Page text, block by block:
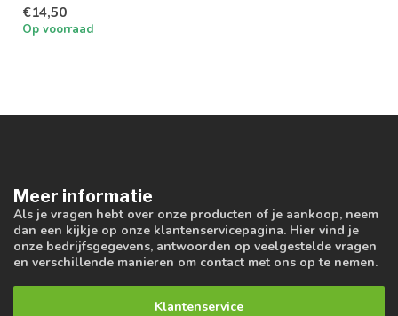
led strips
€14,50
Op voorraad
Meer informatie
Als je vragen hebt over onze producten of je aankoop, neem
dan een kijkje op onze klantenservicepagina. Hier vind je
onze bedrijfsgegevens, antwoorden op veelgestelde vragen
en verschillende manieren om contact met ons op te nemen.
Klantenservice